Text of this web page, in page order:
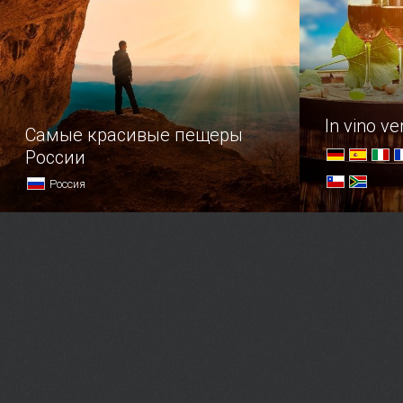
Самые красивые пещеры
России
Россия
In vino